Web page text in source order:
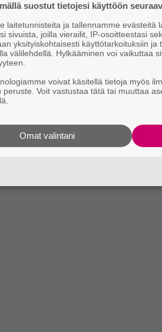
mistä kahvitauolla puhutaan!
suoraan sähköpostiin tästä.
suostut tietojesi käyttöön
laitetunnisteita ja tallennamme evästeitä
sivuista, joilla vierailit, IP-osoitteestasi
yksityiskohtaisesti käyttötarkoituksiin ja
välilehdellä. Hylkääminen voi vaikuttaa
voivat käsitellä tietoja myös
peruste. Voit vastustaa tätä tai muuttaa
Omat valintani